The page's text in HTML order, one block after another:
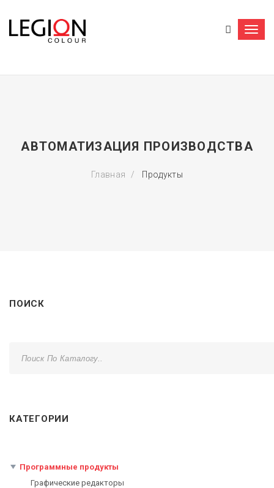
АВТОМАТИЗАЦИЯ ПРОИЗВОДСТВА
Главная Продукты
ПОИСК
КАТЕГОРИИ
Программные продукты
Графические редакторы